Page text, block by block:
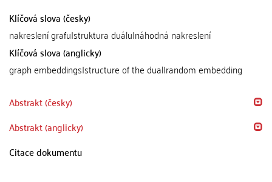
Klíčová slova (česky)
nakreslení grafu|struktura duálu|náhodná nakreslení
Klíčová slova (anglicky)
graph embeddings|structure of the dual|random embedding
Abstrakt (česky)
Abstrakt (anglicky)
Citace dokumentu